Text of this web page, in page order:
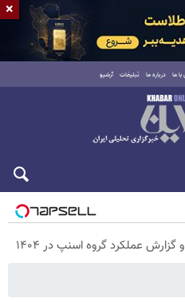
ما درباره ما تبلیغات آرشیو
عملکرد گروه اسنپ در ۱۴۰۴
×